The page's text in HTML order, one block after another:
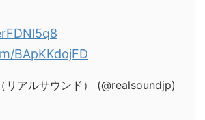
BApKKdojFD
アルサウンド） (@realsoundjp)